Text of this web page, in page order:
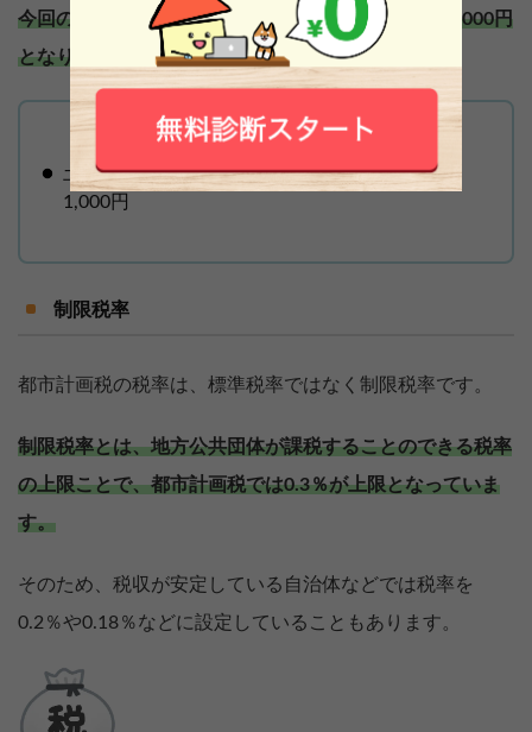
今回の条件の場合、土地にかかる都市計画税は2万1,000円
となります。
土地の都市計画税額：700万円 × 0.3％ ＝ 2万
1,000円
制限税率
都市計画税の税率は、標準税率ではなく制限税率です。
制限税率とは、地方公共団体が課税することのできる税率
の上限ことで、都市計画税では0.3％が上限となっていま
す。
そのため、税収が安定している自治体などでは税率を
0.2％や0.18％などに設定していることもあります。